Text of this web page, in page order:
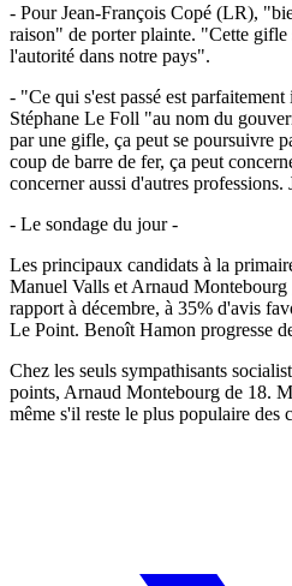
- Pour Jean-François Copé (LR),
raison" de porter plainte. "Cette
l'autorité dans notre pays".
- "Ce qui s'est passé est
Stéphane Le Foll "au nom du
par une gifle, ça peut se poursuivre
coup de barre de fer, ça peut
concerner aussi d'autres professions.
- Le sondage du jour -
Les principaux candidats à la
Manuel Valls et Arnaud Montebourg
rapport à décembre, à 35% d'avis
Le Point. Benoît Hamon progresse
Chez les seuls sympathisants
points, Arnaud Montebourg de 18.
même s'il reste le plus populaire des